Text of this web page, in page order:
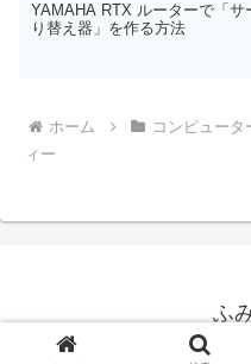
YAMAHA RTX ルーターで「サ
り替え器」を作る方法
ホーム コンピュータ
ィー
ふ
© 2021